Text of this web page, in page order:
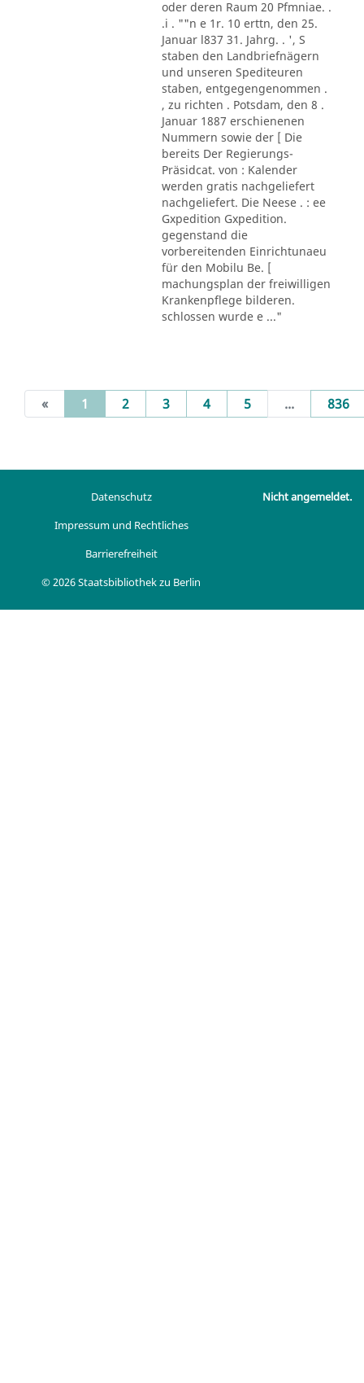
oder deren Raum 20 Pfmniae. .
.i . ""n e 1r. 10 erttn, den 25.
Januar l837 31. Jahrg. . ', S
staben den Landbriefnägern
und unseren Spediteuren
staben, entgegengenommen .
, zu richten . Potsdam, den 8 .
Januar 1887 erschienenen
Nummern sowie der [ Die
bereits Der Regierungs-
Präsidcat. von : Kalender
werden gratis nachgeliefert
nachgeliefert. Die Neese . : ee
Gxpedition Gxpedition.
gegenstand die
vorbereitenden Einrichtunaeu
für den Mobilu Be. [
machungsplan der freiwilligen
Krankenpflege bilderen.
schlossen wurde e ..."
« 1 (current)
2 3 4 5 ... 836
Datenschutz
Impressum und Rechtliches
Barrierefreiheit
© 2026 Staatsbibliothek zu Berlin
Nicht angemeldet.